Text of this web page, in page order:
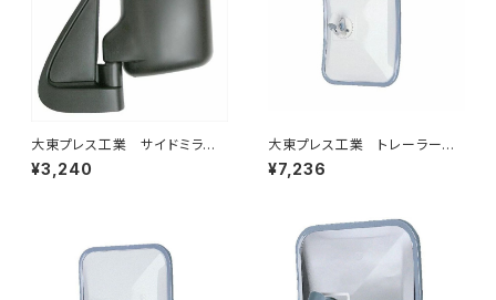
大東プレス工業 サイドミラー/
バックミラー ダイハツ ハイ
ゼット トラック 左 99年～
¥3,240
大東プレス工業 トレーラーミ
ラー UD L013 NS角型
左 DI-58
¥7,236